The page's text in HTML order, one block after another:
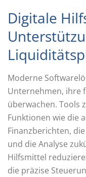
Digitale
Moderne
Unternehmen, ihre
überwachen. Tools
Funktionen wie die
Finanzberichten,
und die Analyse
Hilfsmittel
die präzise